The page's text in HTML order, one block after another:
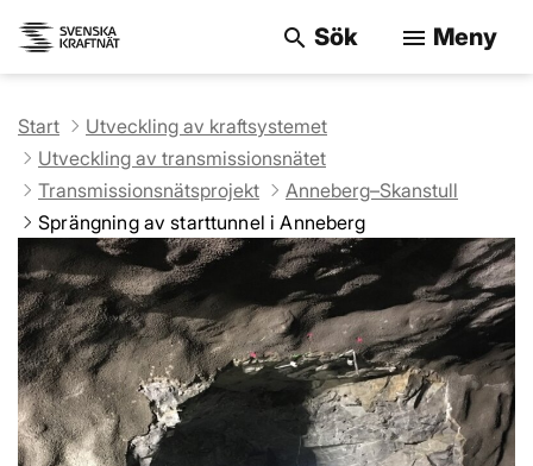
search Sök menu Meny
Start
Utveckling av kraftsystemet
Utveckling av transmissionsnätet
Transmissionsnätsprojekt
Anneberg–Skanstull
Sprängning av starttunnel i Anneberg